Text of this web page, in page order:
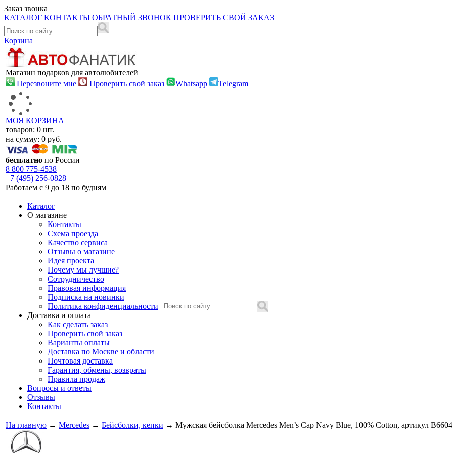
Заказ звонка
КАТАЛОГ КОНТАКТЫ ОБРАТНЫЙ ЗВОНОК ПРОВЕРИТЬ СВОЙ ЗАКАЗ
Корзина
Магазин подарков для автолюбителей
Перезвоните мне
Проверить свой заказ Whatsapp Telegram
МОЯ КОРЗИНА
товаров: 0 шт.
на сумму: 0 руб.
бесплатно по России
8 800 775-4538
+7 (495) 256-0828
Работаем с 9 до 18 по будням
Каталог
О магазине
Контакты
Схема проезда
Качество сервиса
Отзывы о магазине
Идея проекта
Почему мы лучшие?
Сотрудничество
Правовая информация
Подписка на новинки
Политика конфиденциальности
Доставка и оплата
Как сделать заказ
Проверить свой заказ
Варианты оплаты
Доставка по Москве и области
Почтовая доставка
Гарантия, обмены, возвраты
Правила продаж
Вопросы и ответы
Отзывы
Контакты
На главную → Mercedes → Бейсболки, кепки → Мужская бейсболка Mercedes Men’s Cap Navy Blue, 100% Cotton, артикул